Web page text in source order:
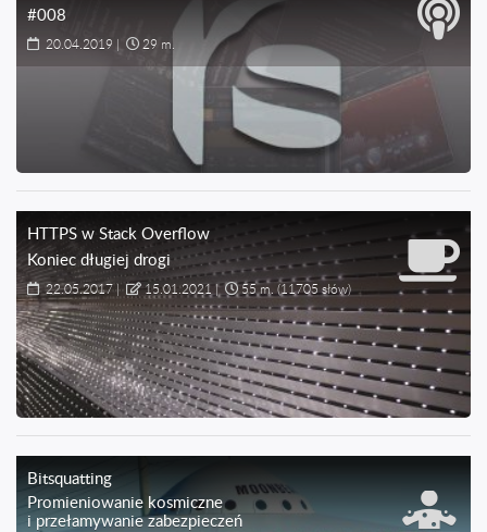
#008
20.04.2019 | 29 m.
HTTPS w Stack Overflow
Koniec długiej drogi
22.05.2017| 15.01.2021 | 55 m. (11705 słów)
Bitsquatting
Promieniowanie kosmiczne
i przełamywanie zabezpieczeń